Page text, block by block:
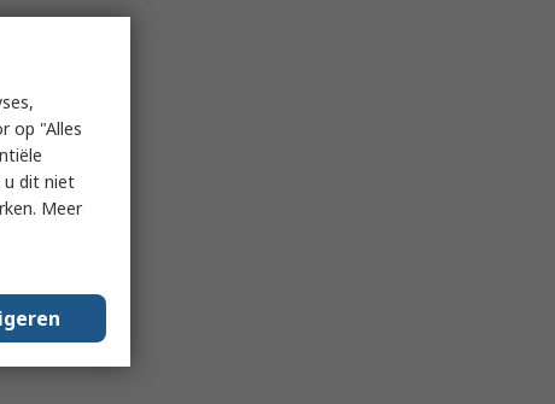
op "Alles
u dit niet
Meer